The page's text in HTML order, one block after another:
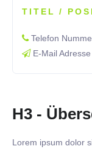
TITEL /
Telefon
E-Mail Adresse
H3 -
Lorem ipsum dolor